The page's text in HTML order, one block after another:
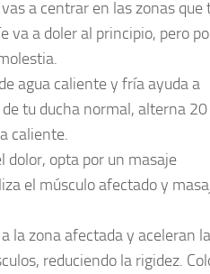
a centrar en las zonas que
va a doler al principio, pero
agua caliente y fría ayuda a
tu ducha normal, alterna 20
caliente.
dolor, opta por un masaje
el músculo afectado y
la zona afectada y aceleran la
reduciendo la rigidez.